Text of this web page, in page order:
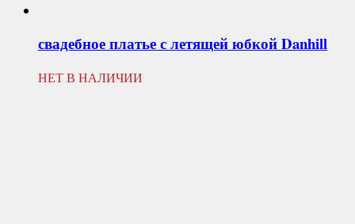
свадебное платье с летящей юбкойDanhill
НЕТ В НАЛИЧИИ